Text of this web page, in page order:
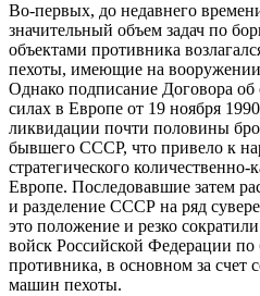
Во-первых, до недавнего
значительный объем задач по
объектами противника
пехоты, имеющие на
Однако подписание Договора
силах в Европе от 19 ноября
ликвидации почти половины
бывшего СССР, что привело к
стратегического количественно-
Европе. Последовавшие затем
и разделение СССР на ряд
это положение и резко
войск Российской Федерации по
противника, в основном за счет
машин пехоты.